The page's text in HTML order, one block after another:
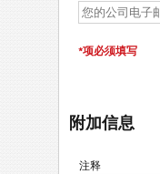
*项必须填写
附加信息
注释